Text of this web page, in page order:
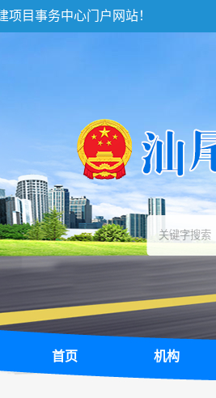
项目事务中心门户网站！
首页 机构